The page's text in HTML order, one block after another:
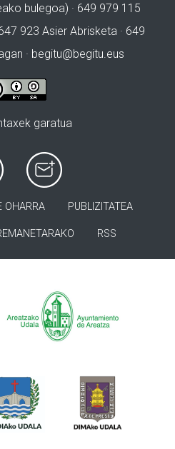
bulegoa) · 649 979 115
923 Asier Abrisketa · 649
· begitu@begitu.eus
garatua
OHARRA PUBLIZITATEA
RSS